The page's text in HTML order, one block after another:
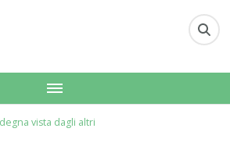
vista dagli altri